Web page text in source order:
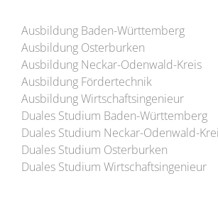
Ausbildung Baden-Württemberg
Ausbildung Osterburken
Ausbildung Neckar-Odenwald-Kreis
Ausbildung Fördertechnik
Ausbildung Wirtschaftsingenieur
Duales Studium Baden-Württemberg
Duales Studium Neckar-Odenwald-
Duales Studium Osterburken
Duales Studium Wirtschaftsingenieur